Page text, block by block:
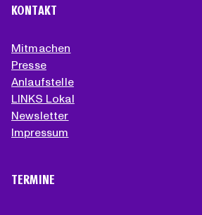
KONTAKT
Mitmachen
Presse
Anlaufstelle
LINKS Lokal
Newsletter
Impressum
TERMINE